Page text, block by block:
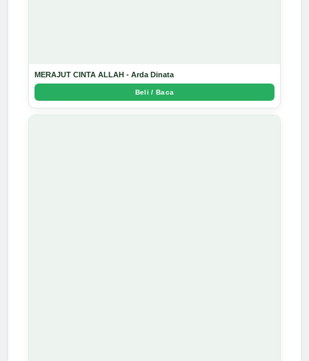
MERAJUT CINTA ALLAH - Arda Dinata
Beli / Baca